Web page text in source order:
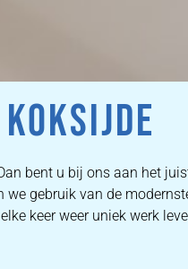
bent u bij ons aan het
gebruik van de
keer weer uniek werk